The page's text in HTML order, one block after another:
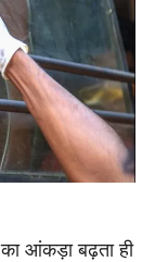
का आंकड़ा बढ़ता ही